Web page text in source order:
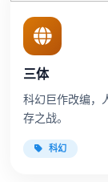
三体
科幻巨作改编，
存之战。
科幻